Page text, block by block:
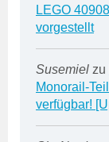
LEGO
vorgestellt
Susemiel zu
Monorail-
verfügbar!